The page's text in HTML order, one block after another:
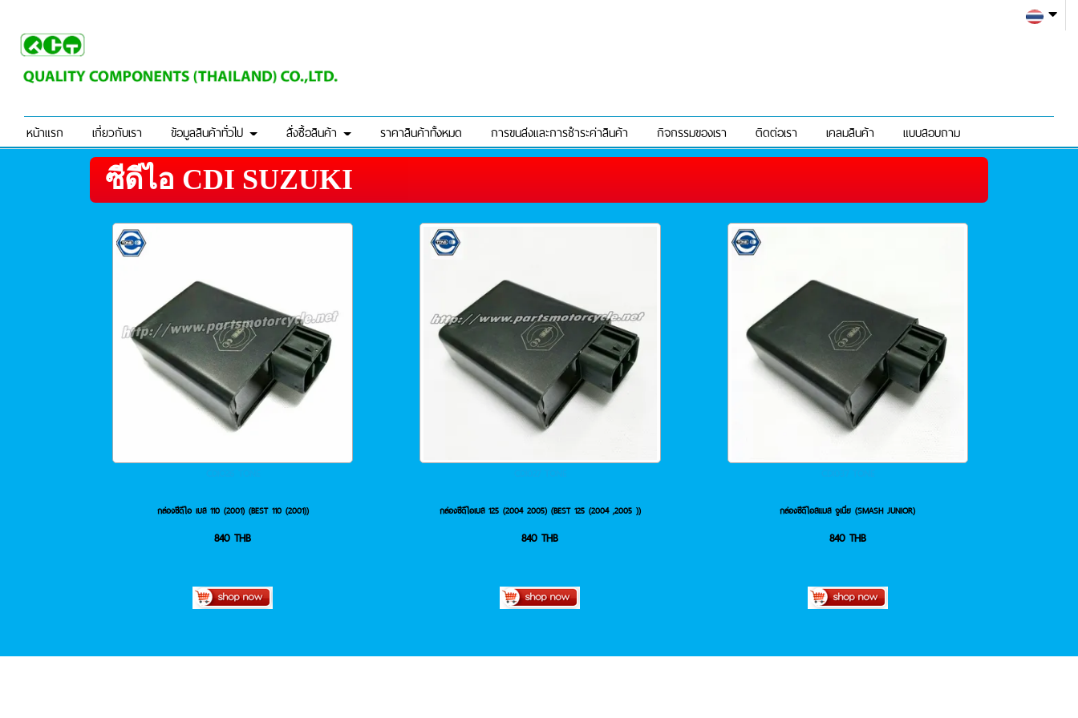
หน้าแรก เกี่ยวกับเรา ข้อมูลสินค้าทั่วไป สั่งซื้อสินค้า ราคาสินค้าทั้งหมด การขนส่งและการชำระค่าสินค้า กิจกรรมของเรา ติดต่อเรา เคลมสินค้า แบบสอบถาม
ซีดีไอ CDI SUZUKI
กล่องซีดีไอ เบส 110 (2001) (BEST 110 (2001))
840 THB
กล่องซีดีไอเบส 125 (2004 2005) (BEST 125 (2004 ,2005 ))
840 THB
กล่องซีดีไอสแมส จูเนี่ย (SMASH JUNIOR)
840 THB